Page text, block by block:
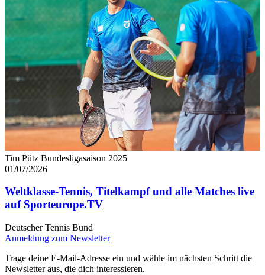
Tim Pütz Bundesligasaison 2025
01/07/2026
Weltklasse-Tennis, Titelkampf und alle Matches live
auf Sporteurope.TV
Deutscher Tennis Bund
Anmeldung zum Newsletter
Trage deine E-Mail-Adresse ein und wähle im nächsten Schritt die
Newsletter aus, die dich interessieren.